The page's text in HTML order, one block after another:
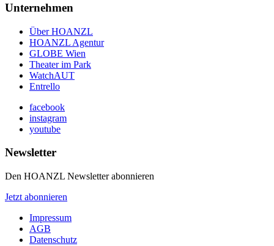
Unternehmen
Über HOANZL
HOANZL Agentur
GLOBE Wien
Theater im Park
WatchAUT
Entrello
facebook
instagram
youtube
Newsletter
Den HOANZL Newsletter abonnieren
Jetzt abonnieren
Impressum
AGB
Datenschutz